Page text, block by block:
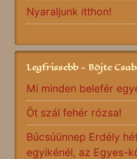
Nyaraljunk itthon!
Legfrissebb - Böjte
Mi minden belefér
Öt szál fehér rózsa!
Búcsúünnep Erdély
egyikénél, az Egyes-